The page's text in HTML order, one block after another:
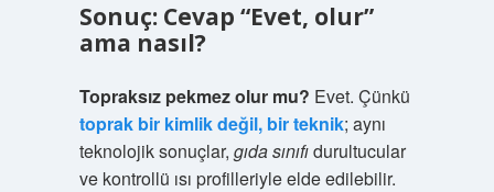
Sonuç: Cevap “Evet, olur”
ama nasıl?
Topraksız pekmez olur mu? Evet. Çünkü
toprak bir kimlik değil, bir teknik; aynı
teknolojik sonuçlar, gıda sınıfıdurultucular
ve kontrollü ısı profilleriyle elde edilebilir.